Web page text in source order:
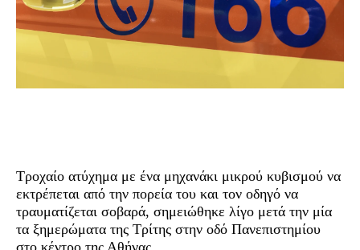
Τροχαίο ατύχημα με ένα μηχανάκι μικρού κυβισμού να
εκτρέπεται από την πορεία του και τον οδηγό να
τραυματίζεται σοβαρά, σημειώθηκε λίγο μετά την μία
τα ξημερώματα της Τρίτης στην οδό Πανεπιστημίου
στο κέντρο της Αθήνας.